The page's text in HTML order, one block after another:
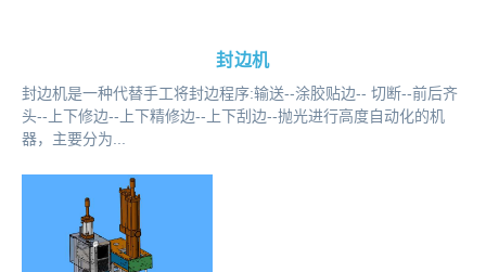
封边机
封边机是一种代替手工将封边程序:输送--涂胶贴边-- 切断--前后齐
头--上下修边--上下精修边--上下刮边--抛光进行高度自动化的机
器，主要分为...